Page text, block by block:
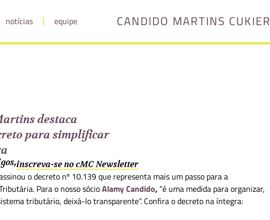
notícias equipe CANDIDO MARTINS CUKIER
destaca
para simplificar
inscreva-se no cMC Newsletter
o decreto nº 10.139 que representa mais um passo para a
Para o nosso sócioAlamy Candido, “é uma medida para organizar,
tributário, deixá-lo transparente”. Confira o decreto na íntegra: